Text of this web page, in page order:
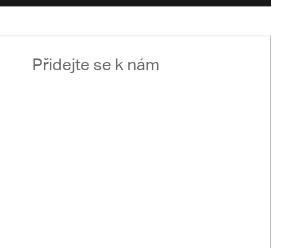
Přidejte se k nám